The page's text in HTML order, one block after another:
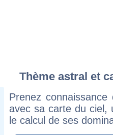
Thème astral et
Prenez
avec sa carte du ciel,
le calcul de ses